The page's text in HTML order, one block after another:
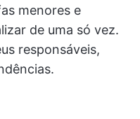
menores e
de uma só vez.
responsáveis,